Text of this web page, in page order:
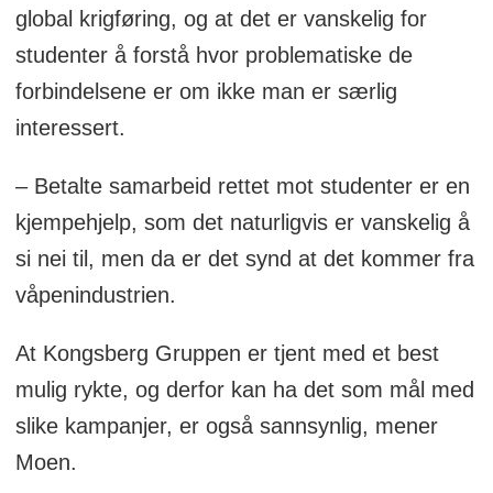
global krigføring, og at det er vanskelig for
studenter å forstå hvor problematiske de
forbindelsene er om ikke man er særlig
interessert.
– Betalte samarbeid rettet mot studenter er en
kjempehjelp, som det naturligvis er vanskelig å
si nei til, men da er det synd at det kommer fra
våpenindustrien.
At Kongsberg Gruppen er tjent med et best
mulig rykte, og derfor kan ha det som mål med
slike kampanjer, er også sannsynlig, mener
Moen.